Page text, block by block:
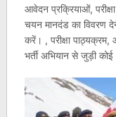
आवेदन प्रक्रियाओं,
चयन मानदंड का विवरण
करें। , परीक्षा
भर्ती अभियान से जुड़ी